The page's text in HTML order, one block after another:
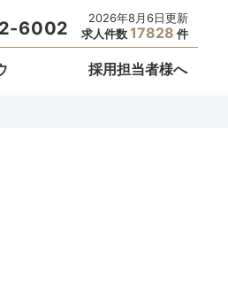
2026年8月6日更新
求人件数 17828 件
6002
採用担当者様へ